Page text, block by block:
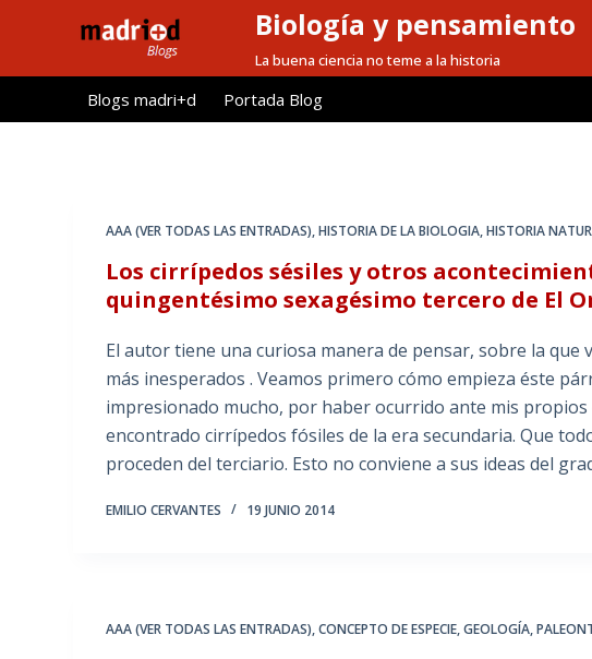
l
Biología y pensamiento
La buena ciencia no teme a la historia
Blogs madri+d Portada Blog
AAA (VER TODAS LAS ENTRADAS),HISTORIA DE LA BIOLOGIA,HISTORIA
Los cirrípedos sésiles y otros
quingentésimo sexagésimo tercero de El
El autor tiene una curiosa manera de pensar, sobre la que
más inesperados . Veamos primero cómo empieza éste
impresionado mucho, por haber ocurrido ante mis
encontrado cirrípedos fósiles de la era secundaria. Que
proceden del terciario. Esto no conviene a sus ideas del
EMILIO CERVANTES 19 JUNIO 2014
AAA (VER TODAS LAS ENTRADAS),CONCEPTO DE ESPECIE,GEOLOGÍA,